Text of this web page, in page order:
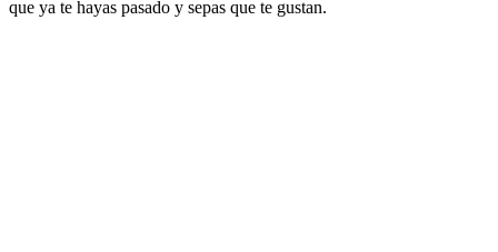
que ya te hayas pasado y sepas que te gustan.